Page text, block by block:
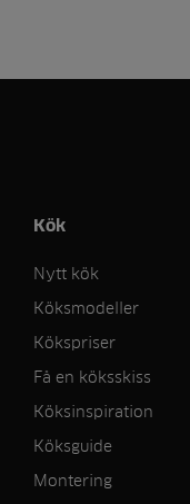
Kök
Nytt kök
Köksmodeller
Kökspriser
Få en köksskiss
Köksinspiration
Köksguide
Montering